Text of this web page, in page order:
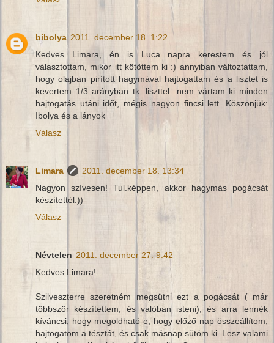
bibolya 2011. december 18. 1:22
Kedves Limara, én is Luca napra kerestem és jól
választottam, mikor itt kötöttem ki :) annyiban változtattam,
hogy olajban pirított hagymával hajtogattam és a lisztet is
kevertem 1/3 arányban tk. liszttel...nem vártam ki minden
hajtogatás utáni időt, mégis nagyon fincsi lett. Köszönjük:
Ibolya és a lányok
Válasz
Limara
2011. december 18. 13:34
Nagyon szívesen! Tul.képpen, akkor hagymás pogácsát
készítettél:))
Válasz
Névtelen 2011. december 27. 9:42
Kedves Limara!
Szilveszterre szeretném megsütni ezt a pogácsát ( már
többször készítettem, és valóban isteni), és arra lennék
kíváncsi, hogy megoldható-e, hogy előző nap összeállítom,
hajtogatom a tésztát, és csak másnap sütöm ki. Lesz valami